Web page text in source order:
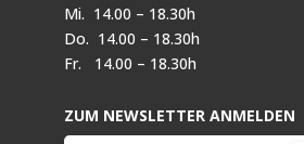
Mi. 14.00 – 18.30h
Do. 14.00 – 18.30h
Fr. 14.00 – 18.30h
ZUM NEWSLETTER ANMELDEN